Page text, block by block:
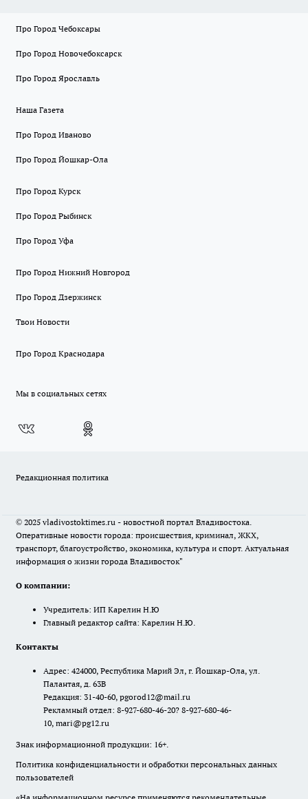
Про Город Чебоксары
Про Город Новочебоксарск
Про Город Ярославль
Наша Газета
Про Город Иваново
Про Город Йошкар-Ола
Про Город Курск
Про Город Рыбинск
Про Город Уфа
Про Город Нижний Новгород
Про Город Дзержинск
Твои Новости
Про Город Краснодара
Мы в социальных сетях
Редакционная политика
© 2025 vladivostoktimes.ru - новостной портал Владивостока.
Оперативные новости города: происшествия, криминал, ЖКХ,
транспорт, благоустройство, экономика, культура и спорт. Актуальная
информация о жизни города Владивосток"
О компании:
Учредитель: ИП Карелин Н.Ю
Главный редактор сайта: Карелин Н.Ю.
Контакты
Адрес: 424000, Республика Марий Эл, г. Йошкар-Ола, ул.
Палантая, д. 63В
Редакция: 31-40-60, pgorod12@mail.ru
Рекламный отдел: 8-927-680-46-20? 8-927-680-46-
10, mari@pg12.ru
Знак информационной продукции: 16+.
Политика конфиденциальности и обработки персональных данных
пользователей